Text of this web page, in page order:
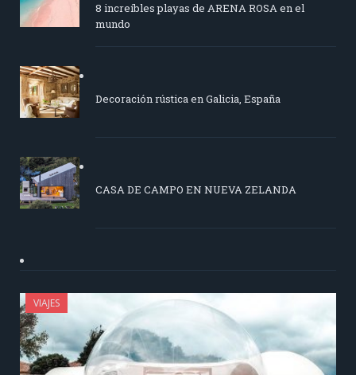
8 increíbles playas de ARENA ROSA en el
mundo
Decoración rústica en Galicia, España
CASA DE CAMPO EN NUEVA ZELANDA
VIAJES